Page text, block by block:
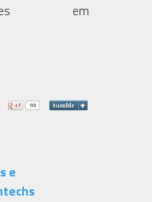
em
e